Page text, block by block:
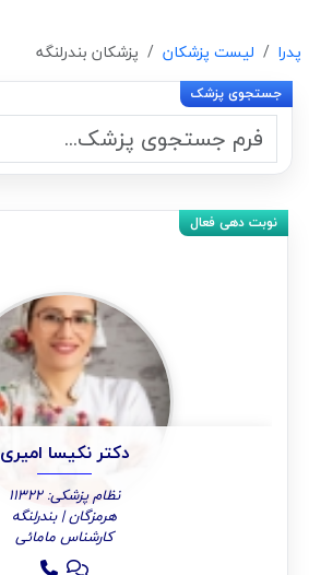
پدرا لیست پزشکان پزشکان بندرلنگه
دکتر نکیسا امیری
نظام پزشکی: 11322
هرمزگان | بندرلنگه
کارشناس مامائی